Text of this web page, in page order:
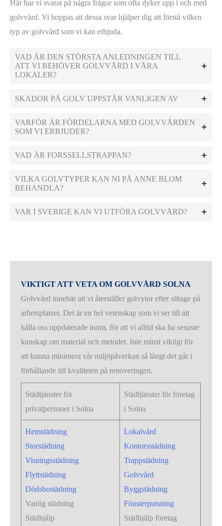
Här har vi svarat på några frågor som ofta dyker upp i och med
golvvård. Vi hoppas att dessa svar hjälper dig att förstå vilken
typ av golvvård som vi kan erbjuda.
VAD ÄR DEN STÖRSTA ANLEDNINGEN TILL
ATT VI BEHÖVER GOLVVÅRD I VÅRA
LOKALER?
SKADOR PÅ GOLV UPPSTÅR VANLIGEN AV
VARFÖR ÄR FÖRDELARNA MED GOLVVÅRDEN
SOM VI ERBJUDER?
VAD ÄR FORSSELLSTRAPPAN?
VILKA GOLVTYPER KAN NI PÅ ANNE BLOM
BEHANDLA?
VAR I SVERIGE KAN VI UTFÖRA GOLVVÅRD?
VIKTIGT ATT VETA OM GOLVVÅRD SOLNA
Golvvård innebär att vi återställer golvytor efter slitage på
arbetsplatser. Det är en hel vetenskap som vi ser till att
hålla oss uppdaterade inom, för att vi alltid ska ha senaste
kunskap om material och metoder. Inte minst viktigt för
att kunna minimera vår miljöpåverkan så långt det går i
förhållande till kvaliteten på renoveringen.
Städtjänster för
privatpersoner i Solna
Städtjänster för företag
i Solna
Hemstädning
Storstädning
Visningsstädning
Flyttstädning
Dödsbostädning
Vanlig städning
Städhjälp
Lokalvård
Kontorsstädning
Trappstädning
Golvvård
Byggstädning
Fönsterputsning
Städhjälp företag